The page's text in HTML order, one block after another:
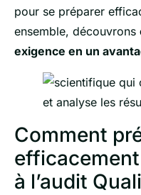
pour se préparer
ensemble, découvrons
exigence en un
Comment
à l’audit